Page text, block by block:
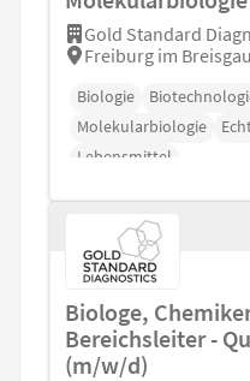
Gold Standard
Freiburg im
Biologie
Molekularbiologie
Lebensmittel
Biologe,
Bereichsleiter -
(m/w/d)